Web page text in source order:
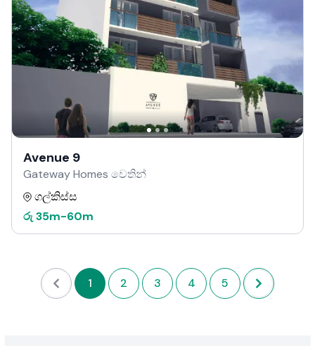
Avenue 9
Gateway Homes වෙතින්
ගල්කිස්ස
රු 35m-60m
1 2 3 4 5